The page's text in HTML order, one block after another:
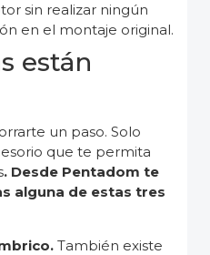
sin realizar ningún
en el montaje original.
están
un paso. Solo
que te permita
. Desde Pentadom te
alguna de estas tres
También existe